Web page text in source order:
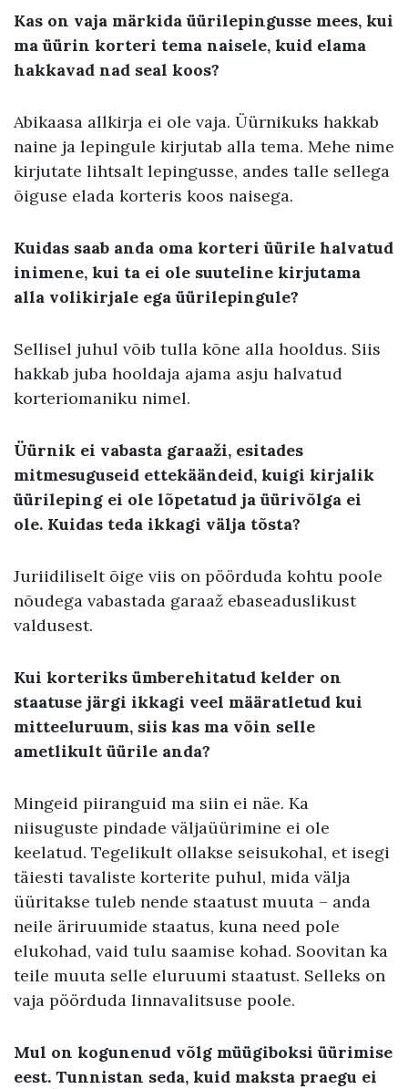
Kas on vaja märkida üürilepingusse mees, kui
ma üürin korteri tema naisele, kuid elama
hakkavad nad seal koos?
Abikaasa allkirja ei ole vaja. Üürnikuks hakkab
naine ja lepingule kirjutab alla tema. Mehe nime
kirjutate lihtsalt lepingusse, andes talle sellega
õiguse elada korteris koos naisega.
Kuidas saab anda oma korteri üürile halvatud
inimene, kui ta ei ole suuteline kirjutama
alla volikirjale ega üürilepingule?
Sellisel juhul võib tulla kõne alla hooldus. Siis
hakkab juba hooldaja ajama asju halvatud
korteriomaniku nimel.
Üürnik ei vabasta garaaži, esitades
mitmesuguseid ettekäändeid, kuigi kirjalik
üürileping ei ole lõpetatud ja üürivõlga ei
ole. Kuidas teda ikkagi välja tõsta?
Juriidiliselt õige viis on pöörduda kohtu poole
nõudega vabastada garaaž ebaseaduslikust
valdusest.
Kui korteriks ümberehitatud kelder on
staatuse järgi ikkagi veel määratletud kui
mitteeluruum, siis kas ma võin selle
ametlikult üürile anda?
Mingeid piiranguid ma siin ei näe. Ka
niisuguste pindade väljaüürimine ei ole
keelatud. Tegelikult ollakse seisukohal, et isegi
täiesti tavaliste korterite puhul, mida välja
üüritakse tuleb nende staatust muuta – anda
neile äriruumide staatus, kuna need pole
elukohad, vaid tulu saamise kohad. Soovitan ka
teile muuta selle eluruumi staatust. Selleks on
vaja pöörduda linnavalitsuse poole.
Mul on kogunenud võlg müügiboksi üürimise
eest. Tunnistan seda, kuid maksta praegu ei